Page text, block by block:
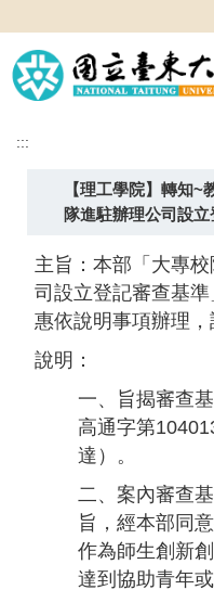
到
主
要
區
:::
【理工學院】轉知~
隊進駐辦理公司設立
主旨：本部「大專
司設立登記審查基
惠依說明事項辦理，
說明：
一、旨揭審查
高通字第
達）。
二、案內審查
旨，經本部同
作為師生創新
達到協助青年